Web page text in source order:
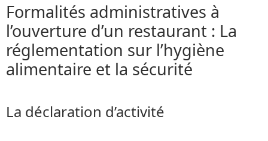
Formalités administratives à
l’ouverture d’un restaurant : La
réglementation sur l’hygiène
alimentaire et la sécurité
La déclaration d’activité